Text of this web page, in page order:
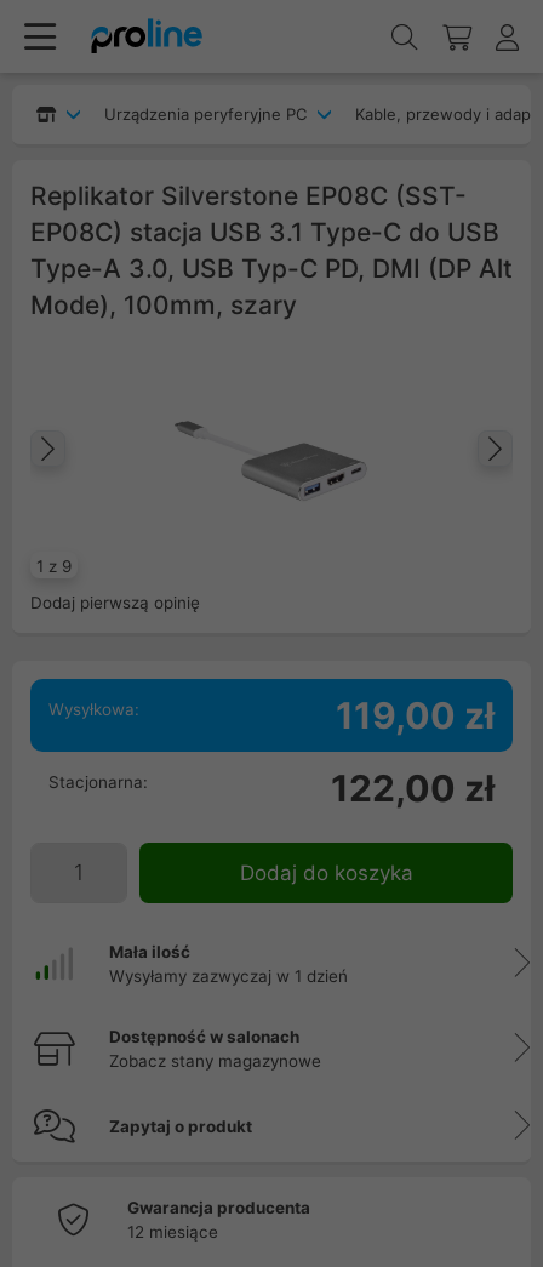
Urządzenia peryferyjne PC Kable, przewody i
Replikator Silverstone EP08C (SST-
EP08C) stacja USB 3.1 Type-C do USB
Type-A 3.0, USB Typ-C PD, DMI (DP Alt
Mode), 100mm, szary
1 z 9
Dodaj pierwszą opinię
Wysyłkowa: 119,00 zł
Stacjonarna: 122,00 zł
Dodaj do koszyka
Mała ilość
Wysyłamy zazwyczaj w 1 dzień
Dostępność w salonach
Zobacz stany magazynowe
Zapytaj o produkt
Gwarancja producenta
12 miesiące